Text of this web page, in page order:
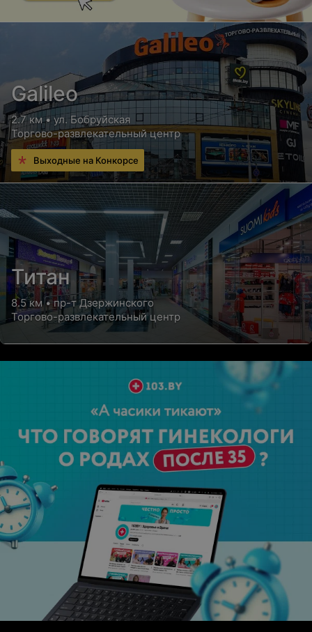
Galileo
2.7 км • ул. Бобруйская
Торгово-развлекательный центр
Выходные на Конкорсе
Титан
8.5 км • пр-т Дзержинского
Торгово-развлекательный центр